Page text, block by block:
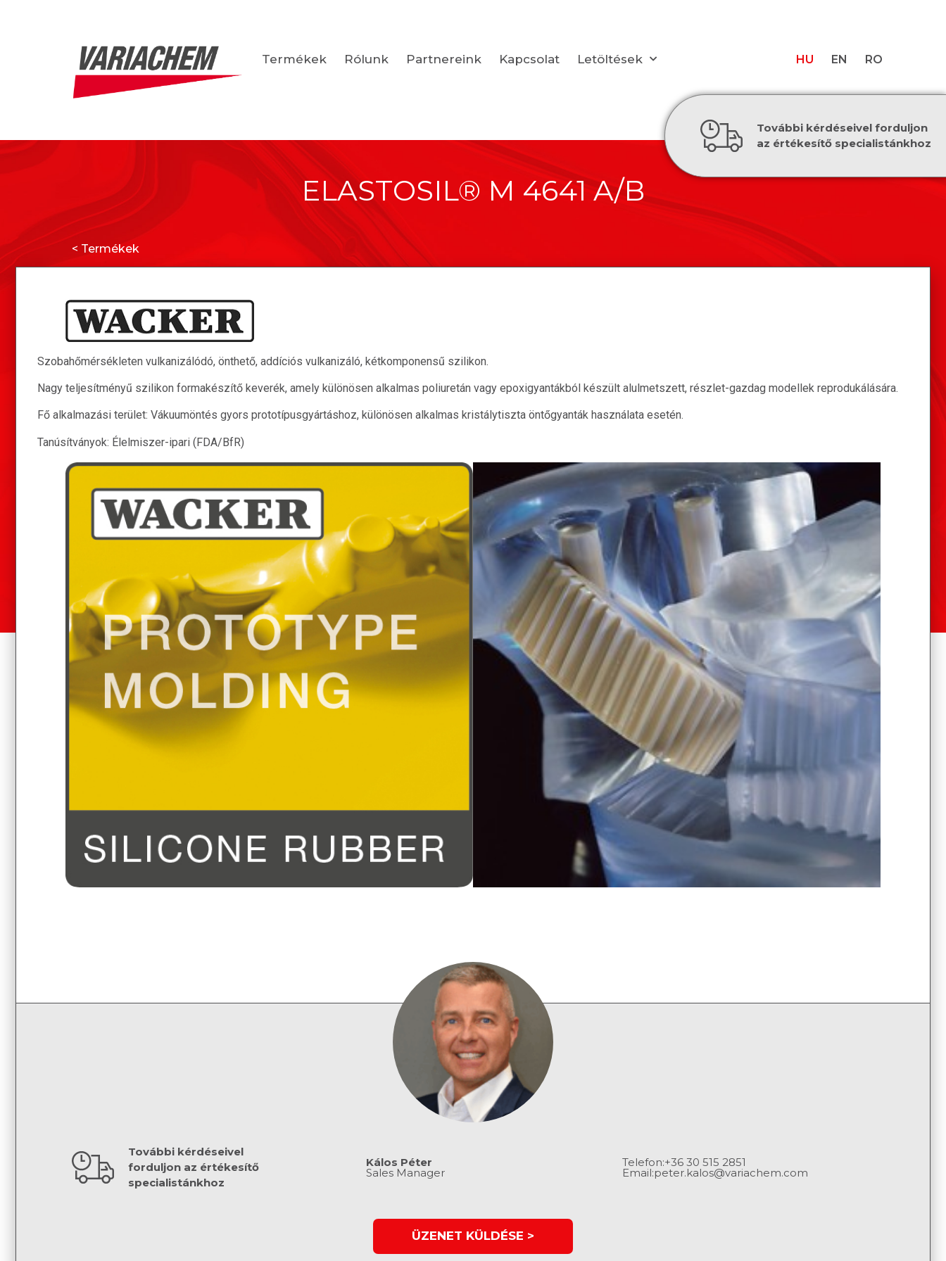
Termékek Rólunk Partnereink Kapcsolat Letöltések HU EN RO
További kérdéseivel forduljon
az értékesítő specialistánkhoz
ELASTOSIL® M 4641 A/B
< Termékek
Szobahőmérsékleten vulkanizálódó, önthető, addíciós vulkanizáló, kétkomponensű szilikon.
Nagy teljesítményű szilikon formakészítő keverék, amely különösen alkalmas poliuretán vagy epoxigyantákból készült alulmetszett, részlet-gazdag modellek reprodukálására.
Fő alkalmazási terület: Vákuumöntés gyors prototípusgyártáshoz, különösen alkalmas kristálytiszta öntőgyanták használata esetén.
Tanúsítványok: Élelmiszer-ipari (FDA/BfR)
További kérdéseivel
forduljon az értékesítő
specialistánkhoz
Kálos Péter
Sales Manager
Telefon:+36 30 515 2851
Email:peter.kalos@variachem.com
ÜZENET KÜLDÉSE >